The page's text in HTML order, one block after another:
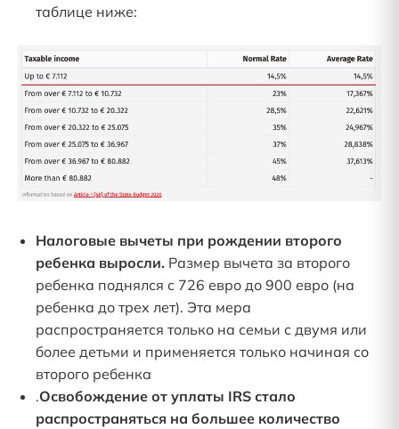
таблице ниже:
Налоговые вычеты при рождении второго
ребенка выросли. Размер вычета за второго
ребенка поднялся с 726 евро до 900 евро (на
ребенка до трех лет). Эта мера
распространяется только на семьи с двумя или
более детьми и применяется только начиная со
второго ребенка
.Освобождение от уплаты IRS стало
распространяться на большее количество